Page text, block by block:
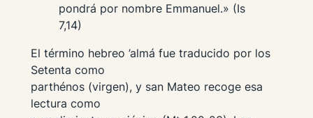
pondrá por nombre Emmanuel.» (Is
7,14)
El término hebreo ’almá fue traducido por los
Setenta como
parthénos(virgen), y san Mateo recoge esa
lectura como